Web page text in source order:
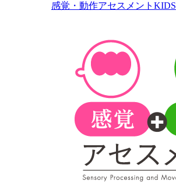
感覚・動作アセスメントKIDS